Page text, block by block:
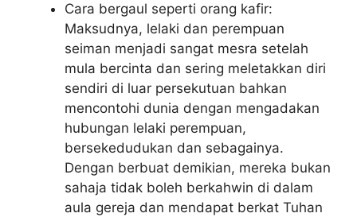
Cara bergaul seperti orang kafir:
Maksudnya, lelaki dan perempuan
seiman menjadi sangat mesra setelah
mula bercinta dan sering meletakkan diri
sendiri di luar persekutuan bahkan
mencontohi dunia dengan mengadakan
hubungan lelaki perempuan,
bersekedudukan dan sebagainya.
Dengan berbuat demikian, mereka bukan
sahaja tidak boleh berkahwin di dalam
aula gereja dan mendapat berkat Tuhan